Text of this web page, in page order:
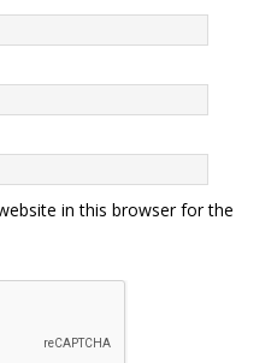
in this browser for the